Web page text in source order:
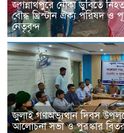
জগন্নাথপুরে নৌকা ডুবিতে
বৌদ্ধ খ্রিস্টান ঐক্য পরিষদ ও
নেতৃবৃন্দ
জুলাই গণঅভ্যূথান দিবস
আলোচনা সভা ও পুরস্কার